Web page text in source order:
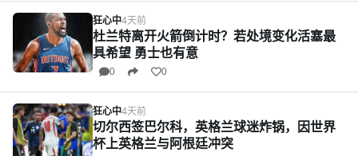
狂心中4天前
杜兰特离开火箭倒计时？若处境变化活塞最
具希望 勇士也有意
0 0
狂心中4天前
切尔西签巴尔科，英格兰球迷炸锅，因世界
杯上英格兰与阿根廷冲突